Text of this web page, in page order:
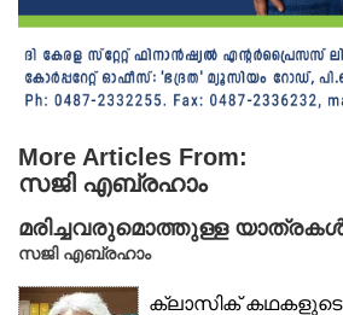
More Articles From:
സജി എബ്രഹാം
മരിച്ചവരുമൊത്തുള്ള
സജി എബ്രഹാം
ക്ലാസിക് കഥകളുടെ